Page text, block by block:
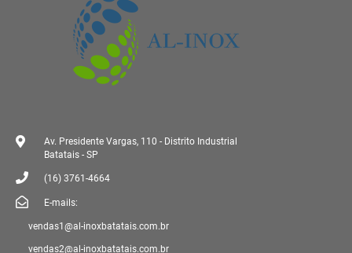
Av. Presidente Vargas, 110 - Distrito Industrial
Batatais - SP
(16) 3761-4664
E-mails:
vendas1@al-inoxbatatais.com.br
vendas2@al-inoxbatatais.com.br